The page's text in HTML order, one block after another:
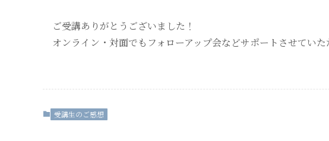
ご受講ありがとうございました！
オンライン・対面でもフォローアップ会などサポートさせてい
受講生のご感想